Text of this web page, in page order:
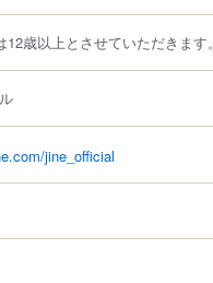
歳以上とさせていただきます。
jine_official